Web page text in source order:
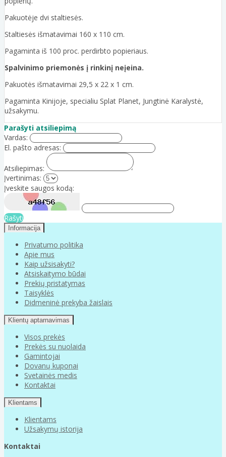
Pakuotėje dvi staltiesės.
Staltiesės išmatavimai 160 x 110 cm.
Pagaminta iš 100 proc. perdirbto popieriaus.
Spalvinimo priemonės į rinkinį neįeina.
Pakuotės išmatavimai 29,5 x 22 x 1 cm.
Pagaminta Kinijoje, specialiu Splat Planet, Jungtinė Karalystė,
užsakymu.
Parašyti atsiliepimą
Vardas:
El. pašto adresas:
Atsiliepimas:
Įvertinimas:
Įveskite saugos kodą:
Rašyti
Informacija
Privatumo politika
Apie mus
Kaip užsisakyti?
Atsiskaitymo būdai
Prekių pristatymas
Taisyklės
Didmeninė prekyba žaislais
Klientų aptarnavimas
Visos prekės
Prekės su nuolaida
Gamintojai
Dovanų kuponai
Svetainės medis
Kontaktai
Klientams
Klientams
Užsakymų istorija
Kontaktai